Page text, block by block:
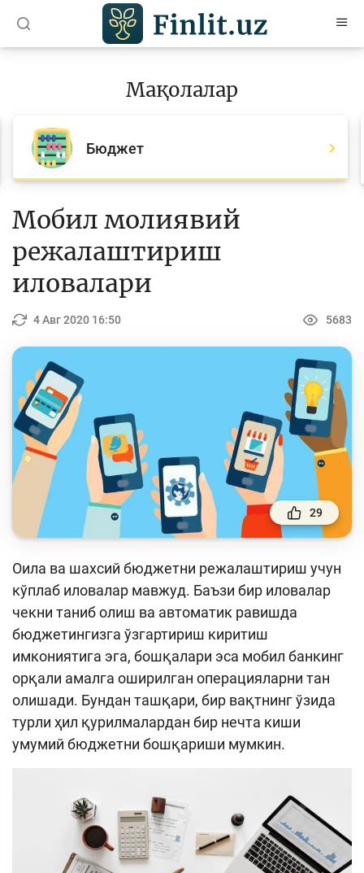
Барча мақолалар
Банк агентлари учун
Пул
Тўлов ва ўтказмалар
Молия бозори
Пул-кредит сиёсати ва унинг элементлари
Молиявий хавфсизлик
Банк хизматлари истеъмолчилари
ҳуқуқлари
Тадбиркорлик
Ўқув қўлланмалар
Лойиҳалар
Интерактив хизматлар
Фотогалерея
Лойиҳа ҳақида
Кенгайтирилган қидирув
Мақолалар
Бюджет
Мобил молиявий
режалаштириш
иловалари
4 Авг 2020 16:50 5683
29
Оила ва шахсий бюджетни режалаштириш учун
кўплаб иловалар мавжуд. Баъзи бир иловалар
чекни таниб олиш ва автоматик равишда
бюджетингизга ўзгартириш киритиш
имкониятига эга, бошқалари эса мобил банкинг
орқали амалга оширилган операцияларни тан
олишади. Бундан ташқари, бир вақтнинг ўзида
турли ҳил қурилмалардан бир нечта киши
умумий бюджетни бошқариши мумкин.